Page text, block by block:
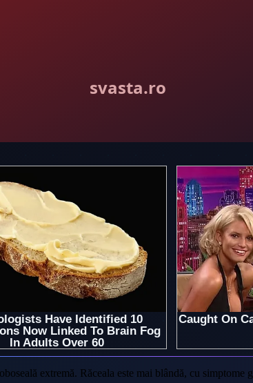
extremă. Răceala este mai blândă, cu